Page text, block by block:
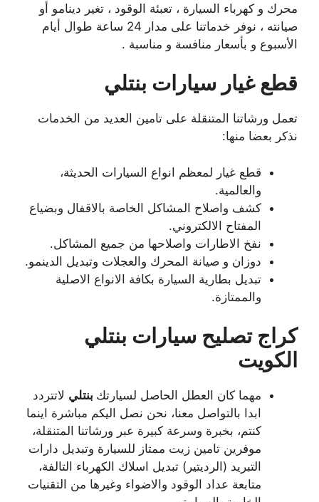
محرك و كهرباء السيارة ، تعبئة الوقود ، تغير دينامو أو
صيانته ، نوفر خدماتنا على مدار 24 ساعة طوال أيام
الأسبوع و بأسعار منافسة و مناسبة .
قطع غيار سيارات بنتلي
تعمل ورشاتنا المتنقلة على تامين العديد من الخدمات
نذكر بعضا منها:
قطع غيار لمعظم انواع السيارات الحديثة،
والعالمية.
كشف واصلاح المشاكل الخاصة بالاقفال وبضياع
المفتاح الالكتروني.
نفخ الاطارات واصلاحها من جميع المشاكل.
دوزان و صيانة المحرك والعجلات وتبديل الدينمو.
تبديل بطارية السيارة بكافة الانواع الاصلية
والممتازة.
كراج تصليح سيارات بنتلي
الكويت
مهما كان العطل الحاصل لسيارتك بنتلي لاتتردد
ابدا بالتواصل معنا، نحن نصل اليكم مباشرة اينما
كنتم، بخبرة وسرعة كبيرة عبر ورشاتنا المتنقلة،
موفرين تامين زيت ممتاز للسيارة وتبديل دارات
التبريد (الرديتير) تبديل اسلاك الكهرباء التالفة،
متابعة عداد الوقود والاضواء وغيرها من التقنيات